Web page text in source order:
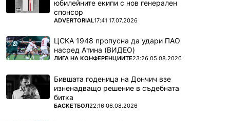
юбилейните екипи с нов генерален
спонсор
ПОВЕЧЕ ОТ
ADVERTORIAL17:41 17.07.2026
ЦСКА 1948 пропусна да удари ПАО
насред Атина (ВИДЕО)
ПОВЕЧЕ ОТ
ЛИГА НА КОНФЕРЕНЦИИТЕ23:26 05.08.2026
Бившата годеница на Дончич взе
изненадващо решение в съдебната
битка
ПОВЕЧЕ ОТ
БАСКЕТБОЛ22:16 06.08.2026